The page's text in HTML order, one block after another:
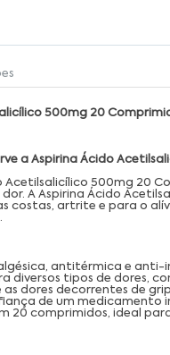
500mg 20
a Aspirina Ácido
Acetilsalicílico 500mg 20
A Aspirina Ácido
costas, artrite e para o
antitérmica e
diversos tipos de dores,
as dores decorrentes de
de um medicamento
20 comprimidos, ideal